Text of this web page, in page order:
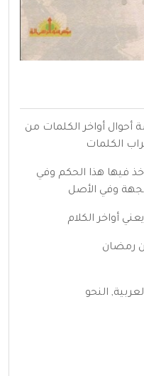
أحوال أواخر الكلمات من
الكلمات
فيها هذا الحكم وفي
وفي الأصل
أواخر الكلام
رمضان
, النحو